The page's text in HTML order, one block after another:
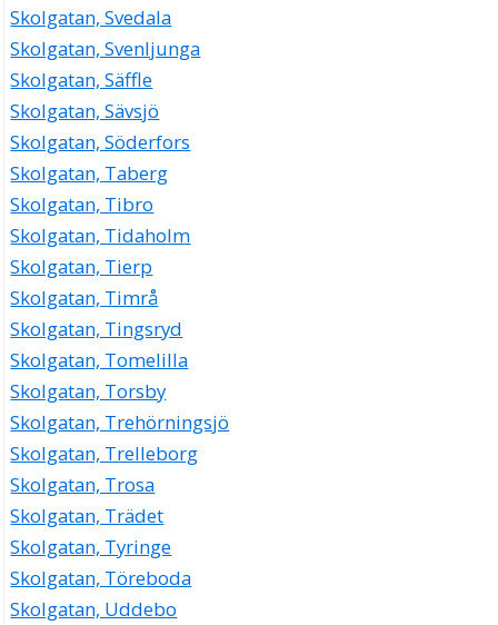
Skolgatan, Svedala
Skolgatan, Svenljunga
Skolgatan, Säffle
Skolgatan, Sävsjö
Skolgatan, Söderfors
Skolgatan, Taberg
Skolgatan, Tibro
Skolgatan, Tidaholm
Skolgatan, Tierp
Skolgatan, Timrå
Skolgatan, Tingsryd
Skolgatan, Tomelilla
Skolgatan, Torsby
Skolgatan, Trehörningsjö
Skolgatan, Trelleborg
Skolgatan, Trosa
Skolgatan, Trädet
Skolgatan, Tyringe
Skolgatan, Töreboda
Skolgatan, Uddebo